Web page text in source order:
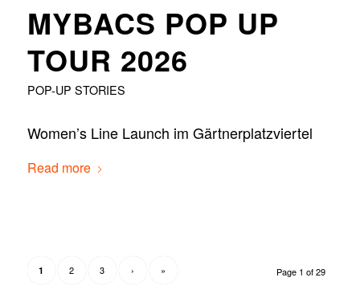
MYBACS POP UP
TOUR 2026
POP-UP STORIES
Women’s Line Launch im Gärtnerplatzviertel
Read more
Page 1 of 29
1 2 3 › »